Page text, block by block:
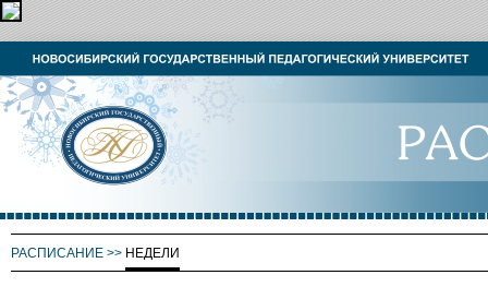
РАСПИСАНИЕ >> НЕДЕЛИ